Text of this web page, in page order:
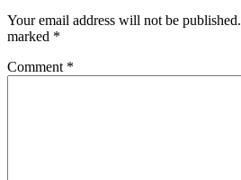
Your email address will not be published.
marked *
Comment *